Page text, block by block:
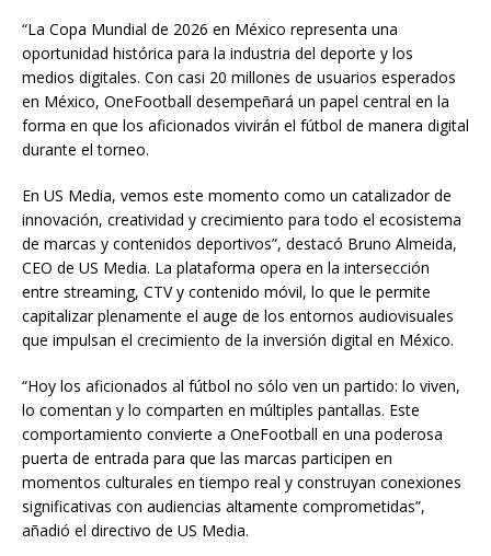
“La Copa Mundial de 2026 en México representa una
oportunidad histórica para la industria del deporte y los
medios digitales. Con casi 20 millones de usuarios esperados
en México, OneFootball desempeñará un papel central en la
forma en que los aficionados vivirán el fútbol de manera digital
durante el torneo.
En US Media, vemos este momento como un catalizador de
innovación, creatividad y crecimiento para todo el ecosistema
de marcas y contenidos deportivos”, destacó Bruno Almeida,
CEO de US Media. La plataforma opera en la intersección
entre streaming, CTV y contenido móvil, lo que le permite
capitalizar plenamente el auge de los entornos audiovisuales
que impulsan el crecimiento de la inversión digital en México.
“Hoy los aficionados al fútbol no sólo ven un partido: lo viven,
lo comentan y lo comparten en múltiples pantallas. Este
comportamiento convierte a OneFootball en una poderosa
puerta de entrada para que las marcas participen en
momentos culturales en tiempo real y construyan conexiones
significativas con audiencias altamente comprometidas”,
añadió el directivo de US Media.